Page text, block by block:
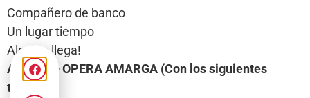
Compañero de banco
Un lugar tiempo
Alguien llega!
ACTO 2 – OPERA AMARGA (Con los siguientes
temas)